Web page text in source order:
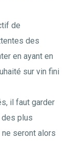
de
des
en ayant en
sur vin fini
il faut garder
plus
seront alors